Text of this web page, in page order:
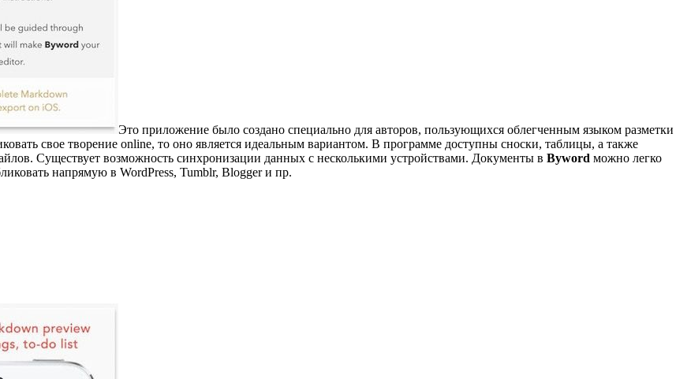
Это приложение было создано специально для авторов, пользующихся облегченным языком разметки
свое творение online, то оно является идеальным вариантом. В программе доступны сноски, таблицы, а также
Существует возможность синхронизации данных с несколькими устройствами. Документы в Byword можно легко
напрямую в WordPress, Tumblr, Blogger и пр.